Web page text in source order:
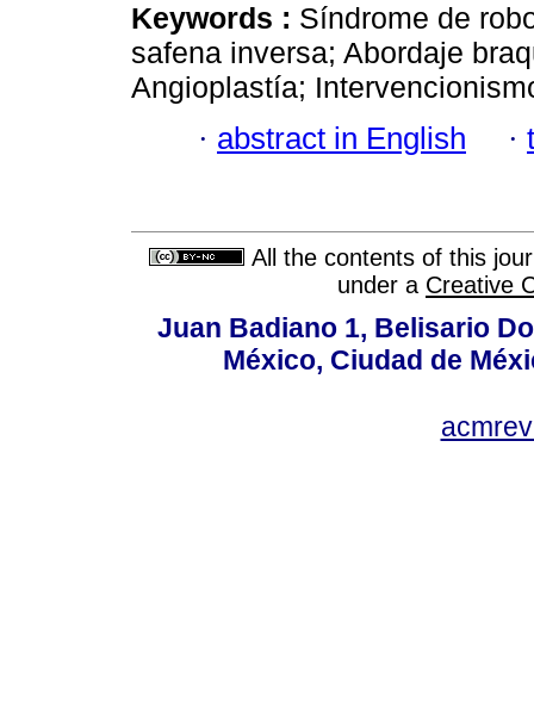
Keywords : Síndrome de
safena inversa; Abordaje
Angioplastía;
· abstract in English ·
All the contents of this
under a Creative
Juan Badiano 1, Belisario
México, Ciudad de